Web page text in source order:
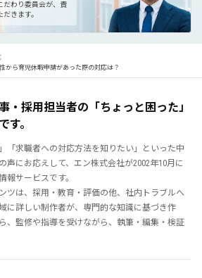
だわり委員会が、責
きます。
から育児休暇申請があった際の対応は？
・採用担当者の「ちょっと困った」
す。
「求職者への対応方法を知りたい」といった中
声にお応えして、エン株式会社が2002年10月に
報サービスです。
ツは、採用・教育・評価の他、社内トラブルへ
に詳しい制作者が、専門的な知識に基づき作
、監修や指導を受けながら、執筆・編集・検証